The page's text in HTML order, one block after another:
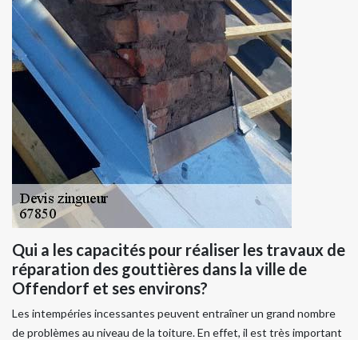
Qui a les capacités pour réaliser les travaux de
réparation des gouttières dans la ville de
Offendorf et ses environs?
Les intempéries incessantes peuvent entraîner un grand nombre
de problèmes au niveau de la toiture. En effet, il est très important